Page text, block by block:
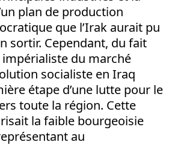
plan de production
que l’Irak aurait pu
sortir. Cependant, du fait
du marché
socialiste en Iraq
étape d’une lutte pour le
toute la région. Cette
la faible bourgeoisie
au